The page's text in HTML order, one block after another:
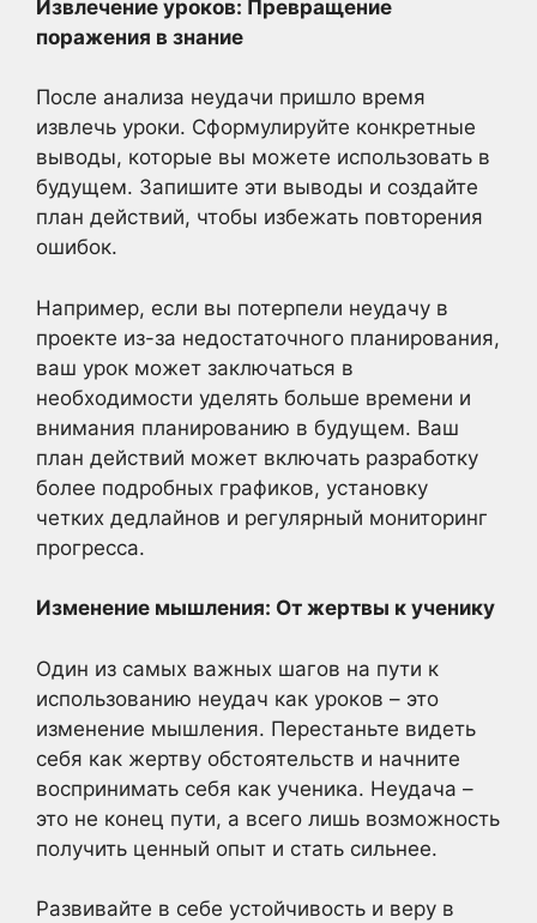
Извлечение уроков: Превращение
поражения в знание
После анализа неудачи пришло время
извлечь уроки. Сформулируйте конкретные
выводы, которые вы можете использовать в
будущем. Запишите эти выводы и создайте
план действий, чтобы избежать повторения
ошибок.
Например, если вы потерпели неудачу в
проекте из-за недостаточного планирования,
ваш урок может заключаться в
необходимости уделять больше времени и
внимания планированию в будущем. Ваш
план действий может включать разработку
более подробных графиков, установку
четких дедлайнов и регулярный мониторинг
прогресса.
Изменение мышления: От жертвы к ученику
Один из самых важных шагов на пути к
использованию неудач как уроков – это
изменение мышления. Перестаньте видеть
себя как жертву обстоятельств и начните
воспринимать себя как ученика. Неудача –
это не конец пути, а всего лишь возможность
получить ценный опыт и стать сильнее.
Развивайте в себе устойчивость и веру в